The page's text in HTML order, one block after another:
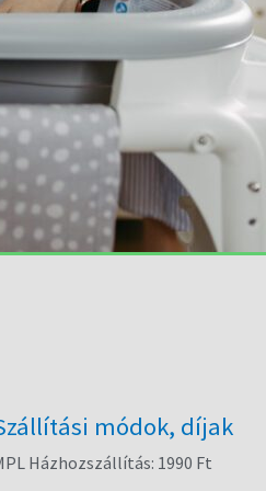
módok, díjak
Házhozszállítás: 1990 Ft